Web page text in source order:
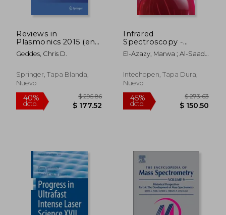
40% $ 235.86 40%
Reviews in
Plasmonics 2015 (en
Inglés)
Geddes, Chris D.
Springer, Tapa Blanda,
Nuevo
Infrared
Spectroscopy -
Perspectives and
Applications (en
El-Azazy, Marwa ; Al-Saad,
Ahmed
Intechopen, Tapa Dura,
Nuevo